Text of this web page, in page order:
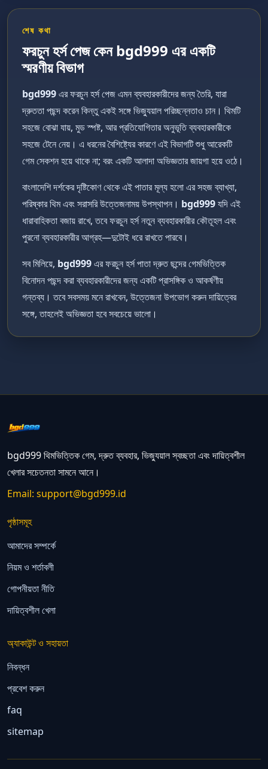
শেষ কথা
ফরচুন হর্স পেজ কেন bgd999 এর একটি
স্মরণীয় বিভাগ
bgd999এর ফরচুন হর্স পেজ এমন ব্যবহারকারীদের জন্য তৈরি, যারা
দ্রুততা পছন্দ করেন কিন্তু একই সঙ্গে ভিজ্যুয়াল পরিচ্ছন্নতাও চান। থিমটি
সহজে বোঝা যায়, মুড স্পষ্ট, আর প্রতিযোগিতার অনুভূতি ব্যবহারকারীকে
সহজে টেনে নেয়। এ ধরনের বৈশিষ্ট্যের কারণে এই বিভাগটি শুধু আরেকটি
গেম সেকশন হয়ে থাকে না; বরং একটি আলাদা অভিজ্ঞতার জায়গা হয়ে ওঠে।
বাংলাদেশি দর্শকের দৃষ্টিকোণ থেকে এই পাতার মূল্য হলো এর সহজ ব্যাখ্যা,
পরিষ্কার থিম এবং সরাসরি উত্তেজনাময় উপস্থাপন। bgd999যদি এই
ধারাবাহিকতা বজায় রাখে, তবে ফরচুন হর্স নতুন ব্যবহারকারীর কৌতূহল এবং
পুরনো ব্যবহারকারীর আগ্রহ—দুটোই ধরে রাখতে পারবে।
সব মিলিয়ে, bgd999এর ফরচুন হর্স পাতা দ্রুত ছন্দের গেমভিত্তিক
বিনোদন পছন্দ করা ব্যবহারকারীদের জন্য একটি প্রাসঙ্গিক ও আকর্ষণীয়
গন্তব্য। তবে সবসময় মনে রাখবেন, উত্তেজনা উপভোগ করুন দায়িত্বের
সঙ্গে, তাহলেই অভিজ্ঞতা হবে সবচেয়ে ভালো।
bgd999 থিমভিত্তিক গেম, দ্রুত ব্যবহার, ভিজ্যুয়াল স্বচ্ছতা এবং দায়িত্বশীল
খেলার সচেতনতা সামনে আনে।
Email: support@bgd999.id
পৃষ্ঠাসমূহ
আমাদের সম্পর্কে
নিয়ম ও শর্তাবলী
গোপনীয়তা নীতি
দায়িত্বশীল খেলা
অ্যাকাউন্ট ও সহায়তা
নিবন্ধন
প্রবেশ করুন
faq
sitemap